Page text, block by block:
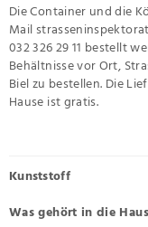
Die Container und die
Mail
032 326 29 11 bestellt
Behältnisse vor Ort,
Biel zu bestellen. Die
Hause ist gratis.
Kunststoff
Was gehört in die